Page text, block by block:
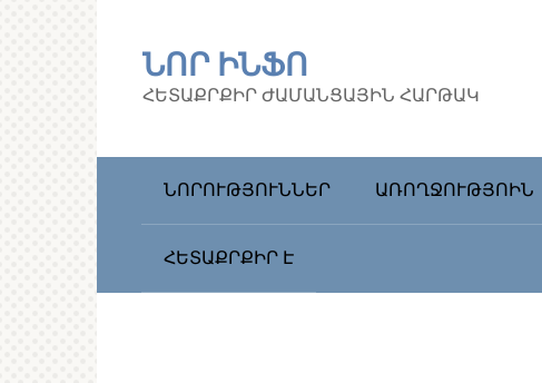
ՆՈՐ ԻՆՖՈ
ՀԵՏԱՔՐՔԻՐ ԺԱՄԱՆՑԱՅԻՆ ՀԱՐԹԱԿ
ՆՈՐՈՒԹՅՈՒՆՆԵՐ ԱՌՈՂՋՈՒԹՅՈԻՆ
ՀԵՏԱՔՐՔԻՐ Է